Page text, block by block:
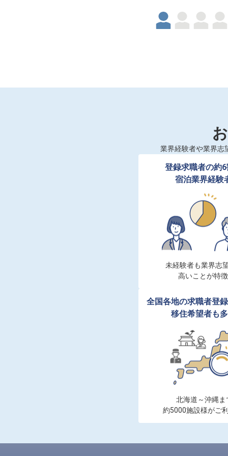
業界経験者や業界志
登録求職者の約
宿泊業界経験
未経験者も業界志
高いことが特徴
全国各地の求職者登
移住希望者も
北海道～沖縄ま
約5000施設様がご